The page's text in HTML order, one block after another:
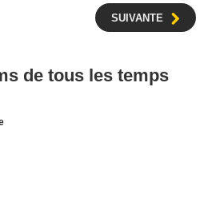
SUIVANTE
de tous les temps